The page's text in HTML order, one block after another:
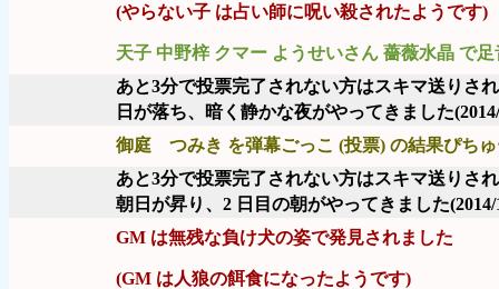
(やらない子 は占い師に呪い殺されたようです)
天子 中野梓 クマー ようせいさん 薔薇水晶 で
あと3分で投票完了されない方はスキマ送りさ
日が落ち、暗く静かな夜がやってきました
御庭 つみき を弾幕ごっこ (投票) の結果ぴち
あと3分で投票完了されない方はスキマ送りさ
朝日が昇り、2 日目の朝がやってきました
GM は無残な負け犬の姿で発見されました
(GM は人狼の餌食になったようです)